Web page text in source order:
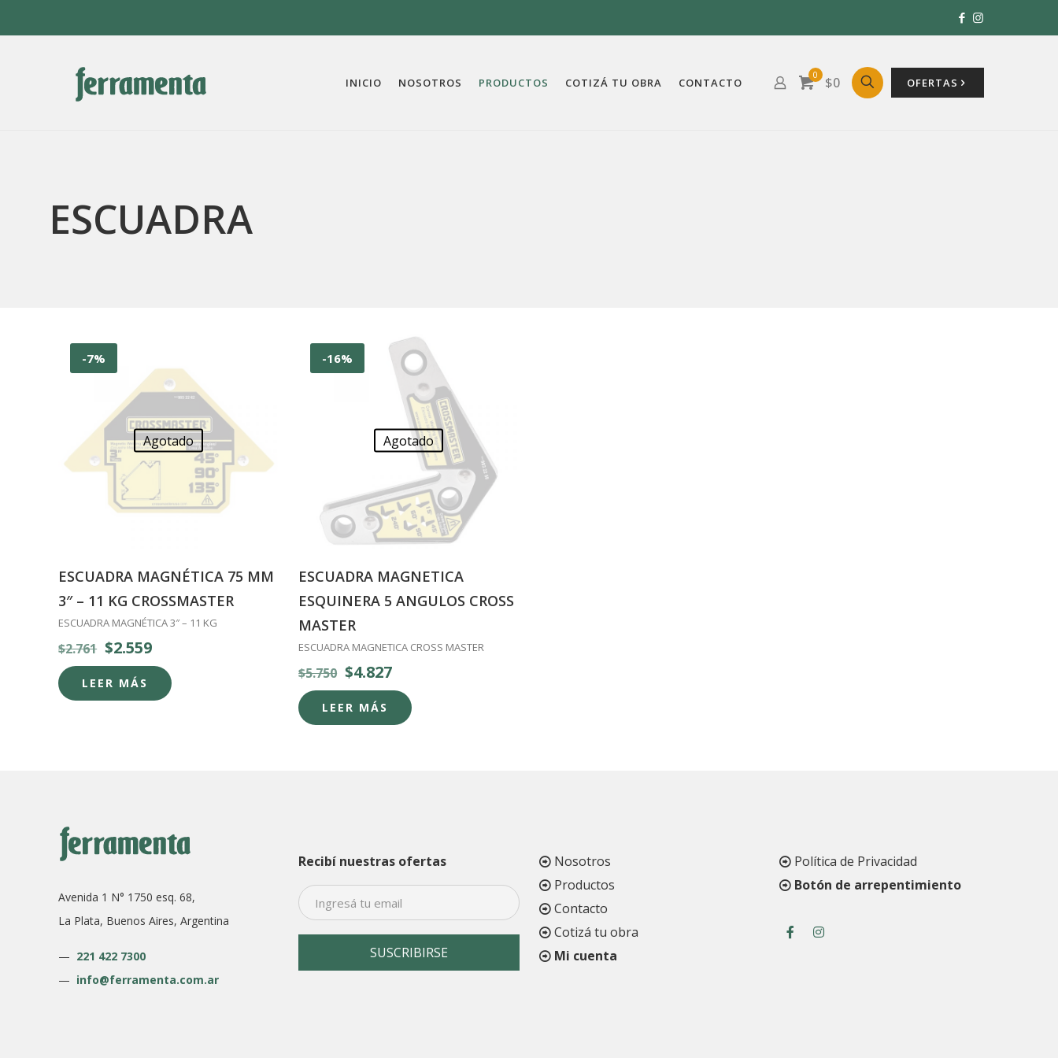
INICIO NOSOTROS PRODUCTOS COTIZÁ TU OBRA CONTACTO
0 $0 OFERTAS
ESCUADRA
-7%
Agotado
ESCUADRA MAGNÉTICA 75 MM
3″ – 11 KG CROSSMASTER
ESCUADRA MAGNÉTICA 3″ – 11 KG
$2.761 El
precio
original
$2.559El
precio
actual
LEER MÁS
-16%
Agotado
ESCUADRA MAGNETICA
ESQUINERA 5 ANGULOS CROSS
MASTER
ESCUADRA MAGNETICA CROSS MASTER
$5.750 El
precio
original
$4.827El
precio
actual
LEER MÁS
Avenida 1 N° 1750 esq. 68,
La Plata, Buenos Aires, Argentina
— 221 422 7300
— info@ferramenta.com.ar
Recibí nuestras ofertas
Nosotros
Productos
Contacto
Cotizá tu obra
Mi cuenta
Política de Privacidad
Botón de arrepentimiento